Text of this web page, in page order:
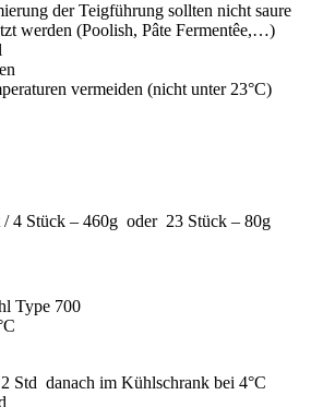
der Teigführung sollten nicht saure
werden (Poolish, Pâte Fermentêe,…)
vermeiden (nicht unter 23°C)
4 Stück – 460g oder 23 Stück – 80g
Type 700
danach im Kühlschrank bei 4°C